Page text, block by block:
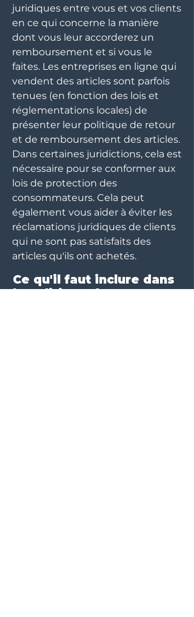
juridiques entre vous et vos clients
en ce qui concerne la manière
dont vous leur accorderez un
remboursement et si vous le
faites. Les entreprises en ligne qui
vendent des articles sont parfois
tenues (en fonction des lois et
réglementations locales) de
présenter leur politique de retour
et de remboursement des articles.
Dans certaines juridictions, cela est
nécessaire pour se conformer aux
lois de protection des
consommateurs. Cela peut
également vous aider à éviter les
réclamations juridiques de clients
qui ne sont pas satisfaits des
articles qu'ils ont achetés.
Ce qu'il faut inclure dans
la politique de